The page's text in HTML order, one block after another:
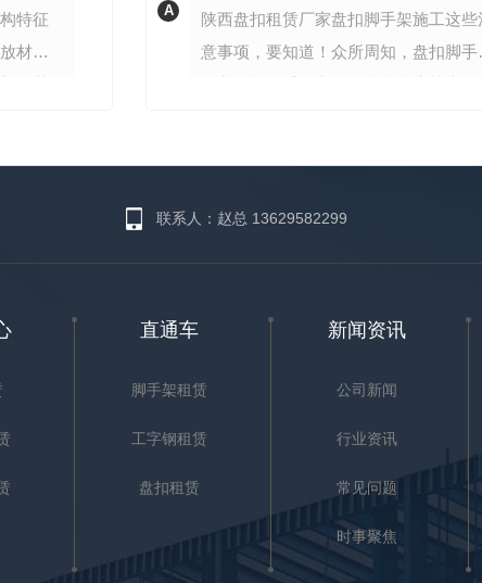
特征
材料
手架
A
陕西盘扣租赁厂家盘扣脚手架施工这些
意事项，要知道！众所周知，盘扣脚手
移动。 措施是否齐全牢固，能否正常发
联系人：赵总 13629582299
直通车
脚手架租赁
工字钢租赁
盘扣租赁
新闻资讯
公司新闻
行业资讯
常见问题
时事聚焦